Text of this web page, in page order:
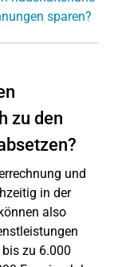
sparen?
zu den
und
in der
also
zu 6.000